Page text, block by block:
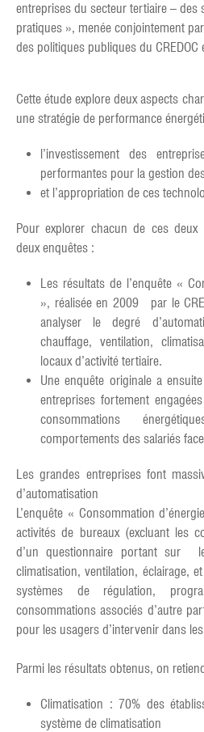
entreprises du secteur tertiaire – des
pratiques », menée conjointement
des politiques publiques du CREDOC
Cette étude explore deux aspects
une stratégie de performance
l’investissement des
performantes pour la gestion
et l’appropriation de ces
Pour explorer chacun de ces deux
deux enquêtes :
Les résultats de l’enquête «
», réalisée en 2009 par le
analyser le degré
chauffage, ventilation,
locaux d’activité tertiaire.
Une enquête originale a
entreprises fortement
consommations
comportements des salariés
Les grandes entreprises font
d’automatisation
L’enquête « Consommation
activités de bureaux (excluant les
d’un questionnaire portant sur
climatisation, ventilation, éclairage,
systèmes de régulation,
consommations associés d’autre
pour les usagers d’intervenir dans
Parmi les résultats obtenus, on
Climatisation : 70% des
système de climatisation